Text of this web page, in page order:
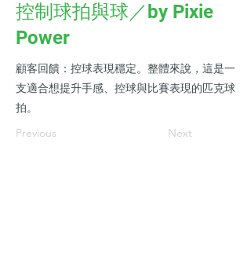
控制球拍與球／by Pixie
Power
顧客回饋：控球表現穩定。整體來說，這是一
支適合想提升手感、控球與比賽表現的匹克球
拍。
Previous
Next